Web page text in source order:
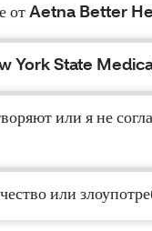
от Aetna Better
York State
или я не
или